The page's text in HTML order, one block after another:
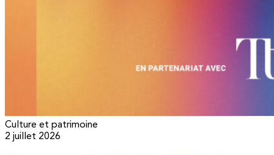
Culture et patrimoine
2 juillet 2026